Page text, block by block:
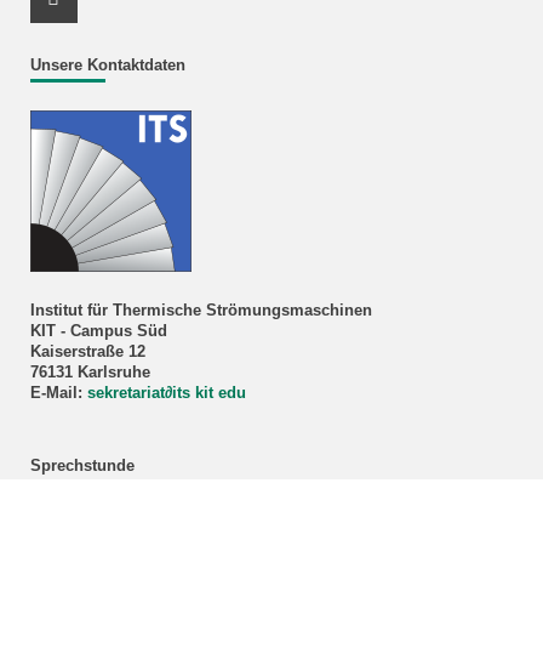
Unsere Kontaktdaten
Institut für Thermische Strömungsmaschinen
KIT - Campus Süd
Kaiserstraße 12
76131 Karlsruhe
E-Mail: sekretariat∂its kit edu
Sprechstunde
Youtube Profil